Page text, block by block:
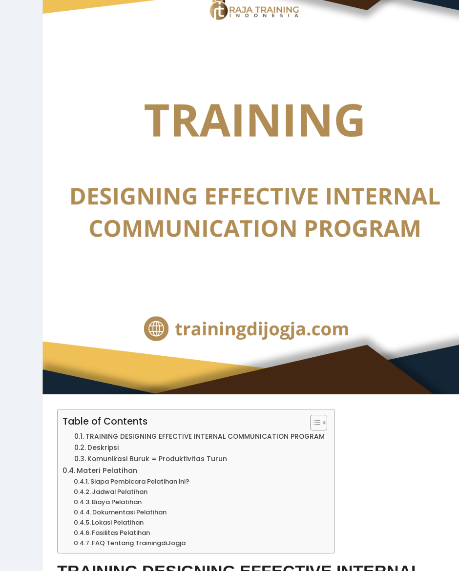
Table of Contents
TRAINING DESIGNING EFFECTIVE INTERNAL COMMUNICATION PROGRAM
Deskripsi
Komunikasi Buruk = Produktivitas Turun
Materi Pelatihan
Siapa Pembicara Pelatihan Ini?
Jadwal Pelatihan
Biaya Pelatihan
Dokumentasi Pelatihan
Lokasi Pelatihan
Fasilitas Pelatihan
FAQ Tentang TrainingdiJogja